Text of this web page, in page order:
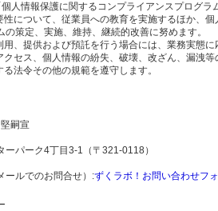
人情報保護に関するコンプライアンスプログラ
性について、従業員への教育を実施するほか、
の策定、実施、維持、継続的改善に努めます。
、提供および預託を行う場合には、業務実態に
セス、個人情報の紛失、破壊、改ざん、漏洩
法令その他の規範を遵守します。
嗣宣
ーパーク4丁目3-1（〒321-0118）
ールでのお問合せ）:ずくラボ！お問い合わせフ